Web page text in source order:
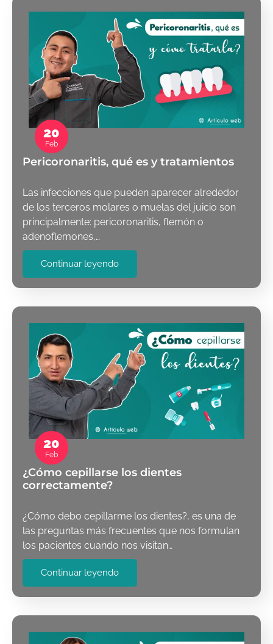
20
Feb
Pericoronaritis, qué es y tratamientos
Las infecciones que pueden aparecer alrededor
de los terceros molares o muelas del juicio son
principalmente: pericoronaritis, flemón o
adenoflemones,…
Continuar leyendo
20
Feb
¿Cómo cepillarse los dientes
correctamente?
¿Cómo debo cepillarme los dientes?, es una de
las preguntas más frecuentes que nos formulan
los pacientes cuando nos visitan…
Continuar leyendo